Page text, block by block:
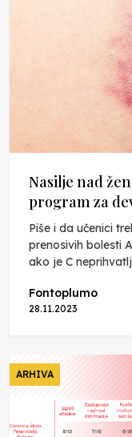
Nasilje nad
program za
Piše i da učenici
prenosivih bolesti
ako je C
Fontoplumo
28.11.2023
ARHIVA